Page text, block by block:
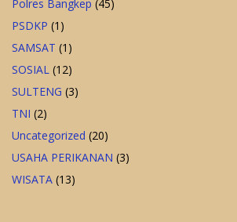
Polres Bangkep (45)
PSDKP (1)
SAMSAT (1)
SOSIAL (12)
SULTENG (3)
TNI (2)
Uncategorized (20)
USAHA PERIKANAN (3)
WISATA (13)